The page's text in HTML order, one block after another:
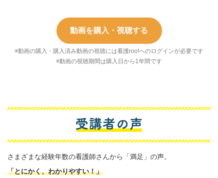
動画を購入・視聴する
※動画の購入・購入済み動画の視聴には看護roo!へのログインが必要です
※動画の視聴期間は購入日から1年間です
さまざまな経験年数の看護師さんから「満足」の声。
「とにかく、わかりやすい！」